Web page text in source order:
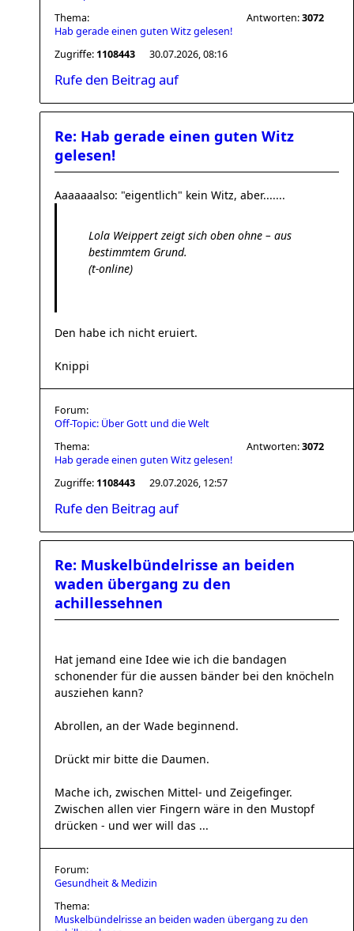
Thema:
Hab gerade einen guten Witz gelesen!
Antworten:3072
Zugriffe: 1108443 30.07.2026, 08:16
Rufe den Beitrag auf
Re: Hab gerade einen guten Witz
gelesen!
Aaaaaaalso: "eigentlich" kein Witz, aber.......
Lola Weippert zeigt sich oben ohne – aus
bestimmtem Grund.
(t-online)
Den habe ich nicht eruiert.
Knippi
Forum:
Off-Topic: Über Gott und die Welt
Thema:
Hab gerade einen guten Witz gelesen!
Antworten:3072
Zugriffe: 1108443 29.07.2026, 12:57
Rufe den Beitrag auf
Re: Muskelbündelrisse an beiden
waden übergang zu den
achillessehnen
Hat jemand eine Idee wie ich die bandagen
schonender für die aussen bänder bei den knöcheln
ausziehen kann?
Abrollen, an der Wade beginnend.
Drückt mir bitte die Daumen.
Mache ich, zwischen Mittel- und Zeigefinger.
Zwischen allen vier Fingern wäre in den Mustopf
drücken - und wer will das ...
Forum:
Gesundheit & Medizin
Thema:
Muskelbündelrisse an beiden waden übergang zu den